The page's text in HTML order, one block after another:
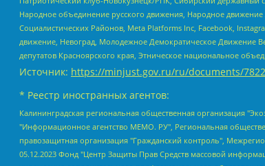
Народное объединение русского движения, Народное
Социалистических Районов, Meta Platforms Inc, Facebook,
движение, Невоград, Молодежное Демократическое Движение
депутатов Красноярского края, Этническое национальное
Источник: https://minjust.gov.ru/ru/documents/
* Реестр иностранных агентов:
Калининградская региональная общественная организация "Экозащита!-Женсовет", Фонд содействия защите прав и свобод граждан "Общественный вердикт", Фонд "Институт Развития Свободы Информации", Частное учреждение "Информационное агентство МЕМО. РУ", Региональная общественная организация "Общественная комиссия по сохранению наследия академика Сахарова", Фонд поддержки свободы прессы, Санкт-Петербургская общественная правозащитная организация "Гражданский контроль", Межрегиональная общественная организация "Информационно-просветительский центр "Мемориал", Региональный Фонд "Центр Защиты Прав Средств Массовой Информации", с 05.12.2023 Фонд "Центр Защиты Прав Средств массовой информации", Региональная общественная благотворительная организация помощи беженцам и мигрантам "Гражданское содействие", Негосударственное образовательное учреждение дополнительного профессионального образования (повышение квалификации) специалистов "АКАДЕМИЯ ПО ПРАВАМ ЧЕЛОВЕКА", Свердловская региональная общественная организация "Сутяжник", Автономная некоммерческая организация "Центр независимых социологических исследований", Союз общественных объединений "Российский исследовательский центр по правам человека", Региональное общественное учреждение научно-информационный центр "МЕМОРИАЛ", Некоммерческая организация "Фонд защиты гласности", Автономная некоммерческая организация "Институт прав человека", Городская общественная организация "Екатеринбургское общество "МЕМОРИАЛ", Городская общественная организация "Рязанское историко-просветительское и правозащитное общество "Мемориал" (Рязанский Мемориал), Челябинский региональный орган общественной самодеятельности – женское общественное объединение "Женщины Евразии", Челябинский региональный орган общественной самодеятельности "Уральская правозащитная группа", Фонд содействия защите здоровья и социальной справедливости имени Андрея Рылькова, Автономная Некоммерческая Организация "Аналитический Центр Юрия Левады", Автономная некоммерческая организация социальной поддержки населения "Проект Апрель", Региональная общественная организация помощи женщинам и детям, находящимся в кризисной ситуации "Информационно-методический центр "Анна", Фонд содействия развитию массовых коммуникаций и правовому просвещению "Так-так-Так", Фонд содействия устойчивому развитию "Серебряная тайга", Свердловский региональный общественный фонд социальных проектов "Новое время", "Idel.Реалии", Кавказ.Реалии, Крым.Реалии, Телеканал Настоящее Время, Татаро-башкирская служба Радио Свобода (Azatliq Radiosi), Радио Свободная Европа/Радио Свобода (PCE/PC), "Сибирь.Реалии", "Фактограф", Благотворительный фонд помощи осужденным и их семьям, Автономная некоммерческая организация "Институт глобализации и социальных